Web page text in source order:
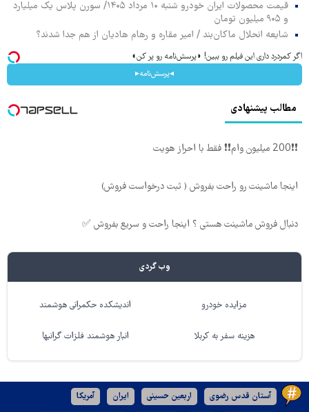
قیمت محصولات ایران خودرو شنبه ۱۰ مرداد ۱۴۰۵/ سورن پلاس یک میلیارد
و ۹۰۵ میلیون تومان
شایعه انحلال ماکان‌بند / امیر مقاره و رهام هادیان از هم جدا شدند؟
اگر کمردرد داری این فیلم رو ببین! ◗پرسش‌نامه رو پر کن◖
◂پرسش‌نامه▸
مطالب پیشنهادی
❗❗200 میلیون وام❗❗ فقط با احراز هویت
اینجا ماشینت رو راحت بفروش ( ثبت درخواست فروش)
دنبال فروش ماشینت هستی ؟ اینجا راحت و سریع بفروش ✅
وب گردی
مزایده خودرو اندیشکده حکمرانی هوشمند
هزینه سفر به کربلا انبار هوشمند فلزات گرانبها
آستان قدس رضوی اربعین حسینی ایران آمریکا